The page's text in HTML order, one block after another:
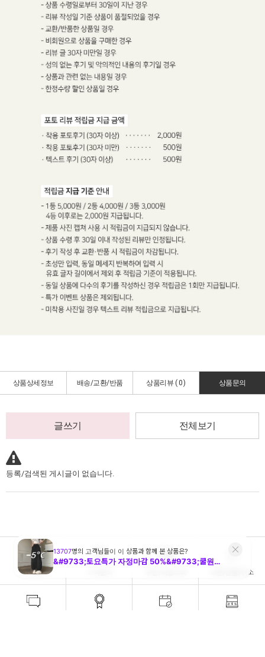
상품상세정보 배송/교환/반품 상품리뷰 ( 0) 상품문의
글쓰기 전체보기
등록/검색된 게시글이 없습니다.